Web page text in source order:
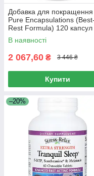
Добавка для покращення
Pure Encapsulations (Best-
Rest Formula) 120 капсул
В наявності
2 067,60 ₴ 3 446 ₴
Купити
–20%